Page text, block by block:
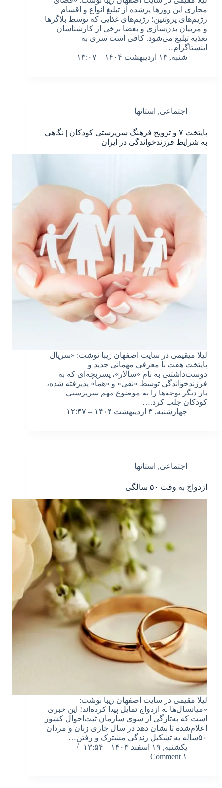
مجازی این روزها پرشده از تبلیغ انواع و اقسام
رژیم‌های پروتئین؛ رژیم‌های غذایی که توسط بلاگرها
و مربیان بدن‌سازی و بعضا برخی از کارشناسان
تغذیه تبلیغ می‌شود. کافی است سری به
اینستاگرام…
شنبه, ۱۳ اردیبهشت ۱۴۰۴ – ۱۳:۰۷
اجتماعی, استانها
پایتخت ۷ و ترویج فرهنگ سرپرستی کودکان | نگاهی
به شرایط فرزندخواندگی در ایران
لیلا میقیمی در سایت اصفهان زیبا نوشت: «سریال
پایتخت هفت با معرفی مهمانی جدید و
دوست‌داشتنی به نام «سالار»، پسربچه‌ای که به
فرزندخواندگی توسط «نقی» و «هما» پذیرفته شده،
بار دیگر توجه‌ها را به موضوع مهم سرپرستی
کودکان جلب کرد.…
چهارشنبه, ۳ اردیبهشت ۱۴۰۴ – ۱۲:۴۷
اجتماعی, استانها
ازدواج به وقت ۵۰ سالگی
لیلا مقیمی در سایت اصفهان زیبا نوشت:
«میانسال‌ها به ازدواج تمایل پیدا کرده‌اند! این خبری
است که به‌تازگی از سوی سازمان ثبت‌احوال کشور
اعلام‌شده تا نشان دهد در سال جاری زنان و مردان
۵۰ساله به تشکیل زندگی مشترک و رفتن…
یکشنبه, ۱۹ اسفند ۱۴۰۳ – ۱۳:۵۴
۱ Comment